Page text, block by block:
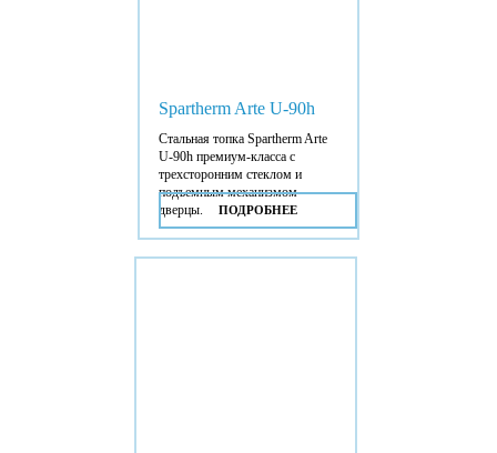
Spartherm Arte U-90h
Стальная топка Spartherm Arte
U-90h премиум-класса с
трехсторонним стеклом и
подъемным механизмом
дверцы.
ПОДРОБНЕЕ